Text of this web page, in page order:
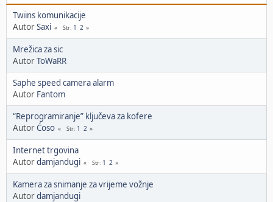
Twiins komunikacije
AutorSaxi Str 1 2
Mrežica za sic
AutorToWaRR
Saphe speed camera alarm
Autor Fantom
“Reprogramiranje” ključeva za kofere
AutorĆoso Str 1 2
Internet trgovina
Autordamjandugi Str 1 2
Kamera za snimanje za vrijeme vožnje
Autordamjandugi